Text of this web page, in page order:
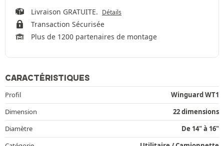
Livraison GRATUITE. Détails
Transaction Sécurisée
Plus de 1200 partenaires de montage
CARACTÉRISTIQUES
Profil
Winguard WT1
Dimension
22 dimensions
Diamètre
De 14" à 16"